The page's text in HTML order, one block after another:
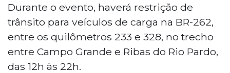
Durante o evento, haverá restrição de
trânsito para veículos de carga na BR-262,
entre os quilômetros 233 e 328, no trecho
entre Campo Grande e Ribas do Rio Pardo,
das 12h às 22h.